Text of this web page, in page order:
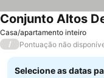
Casa/apartamento inteiro
/ Pontuação não
Selecione as datas